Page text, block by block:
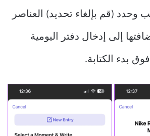
وحدد (قم بإلغاء تحديد) العناصر
إلى إدخال دفتر اليومية
بدء الكتابة.